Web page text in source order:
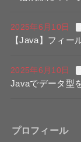
2025年6月10日
【Java】フィー
2025年6月10日
Javaでデータ型
プロフィール